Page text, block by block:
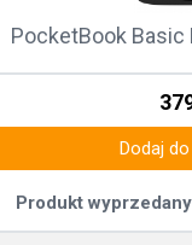
PocketBook Basic
Dodaj
Produkt